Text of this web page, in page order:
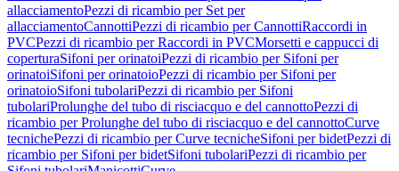
allacciamentoPezzi di ricambio per Set per
allacciamentoCannottiPezzi di ricambio per CannottiRaccordi in
PVCPezzi di ricambio per Raccordi in PVCMorsetti e cappucci di
coperturaSifoni per orinatoiPezzi di ricambio per Sifoni per
orinatoiSifoni per orinatoioPezzi di ricambio per Sifoni per
orinatoioSifoni tubolariPezzi di ricambio per Sifoni
tubolariProlunghe del tubo di risciacquo e del cannottoPezzi di
ricambio per Prolunghe del tubo di risciacquo e del cannottoCurve
tecnichePezzi di ricambio per Curve tecnicheSifoni per bidetPezzi di
ricambio per Sifoni per bidetSifoni tubolariPezzi di ricambio per